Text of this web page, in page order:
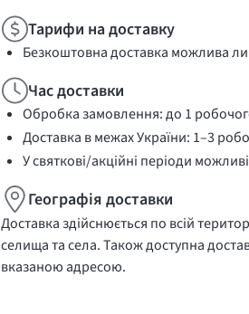
Тарифи на доставку
Безкоштовна доставка можлива
Час доставки
Обробка замовлення: до 1
Доставка в межах України: 1–3
У святкові/акційні періоди
Географія доставки
Доставка здійснюється по всій
селища та села. Також доступна
вказаною адресою.